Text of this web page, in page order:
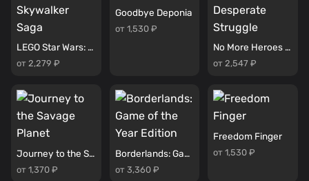
LEGO Star Wars: The Skywalker Saga
от 2,279 ₽
Goodbye Deponia
от 1,530 ₽
No More Heroes 2: Desperate Struggle
от 2,547 ₽
Journey to the Savage Planet
от 1,370 ₽
Borderlands: Game of the Year Edition
от 3,360 ₽
Freedom Finger
от 1,530 ₽